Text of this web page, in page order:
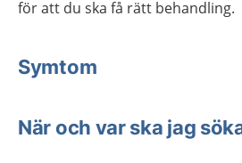
för att du ska få rätt behandling.
Symtom
När och var ska jag